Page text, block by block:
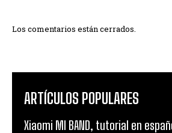
Los comentarios están cerrados.
ARTÍCULOS POPULARES
Xiaomi MI BAND, tutorial en